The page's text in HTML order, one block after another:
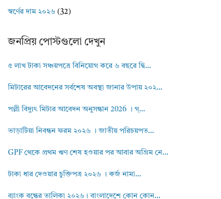
স্বর্ণের দাম ২০২৬ (32)
জনপ্রিয় পোস্টগুলো দেখুন
৫ লাখ টাকা সঞ্চয়পত্রে বিনিয়োগ করে ৬ বছরে দ্বি...
মিটারের আবেদনের সর্বশেষ অবস্থা জানার উপায় ২০২...
পল্লী বিদ্যুৎ মিটার আবেদন অনুসন্ধান 2026 । গ্...
ভাড়াটিয়া নিবন্ধন ফরম ২০২৬ । জাতীয় পরিচয়পত...
GPF থেকে প্রথম ঋণ শেষ হওয়ার পর আবার অগ্রিম নে...
টাকা ধার দেওয়ার চুক্তিপত্র ২০২৬ । কর্জ নামা...
ব্যাংক বন্ধের তালিকা ২০২৬। বাংলাদেশে কোন কোন...